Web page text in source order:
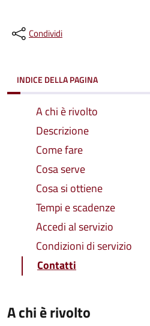
Condividi
INDICE DELLA PAGINA
A chi è rivolto
Descrizione
Come fare
Cosa serve
Cosa si ottiene
Tempi e scadenze
Accedi al servizio
Condizioni di servizio
Contatti
A chi è rivolto